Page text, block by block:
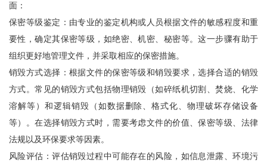
面：
保密等级鉴定：由专业的鉴定机构或人员根据文件的敏感程度和重
要性，确定其保密等级，如绝密、机密、秘密等。这一步骤有助于
组织更好地管理文件，并采取相应的保密措施。
销毁方式选择：根据文件的保密等级和销毁要求，选择合适的销毁
方式。常见的销毁方式包括物理销毁（如碎纸机切割、焚烧、化学
溶解等）和逻辑销毁（如数据删除、格式化、物理破坏存储设备
等）。在选择销毁方式时，需要考虑文件的价值、保密等级、法律
法规以及环保要求等因素。
风险评估：评估销毁过程中可能存在的风险，如信息泄露、环境污